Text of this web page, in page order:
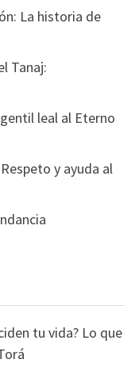
La historia de
Tanaj:
leal al Eterno
y ayuda al
tu vida? Lo que